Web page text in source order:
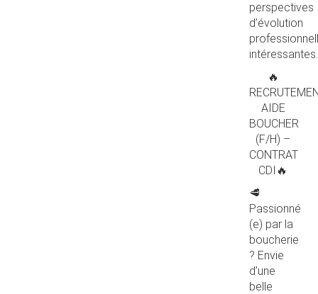
perspectives
d’évolution
intéressantes.
🔥
AIDE
BOUCHER
(F/H) –
CONTRAT
CDI🔥
🥩
Passionné
(e) par la
boucherie
? Envie
d’une
belle